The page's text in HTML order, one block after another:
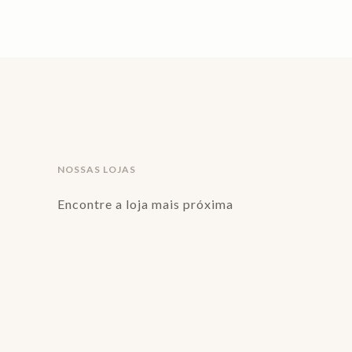
NOSSAS LOJAS
Encontre a loja mais próxima